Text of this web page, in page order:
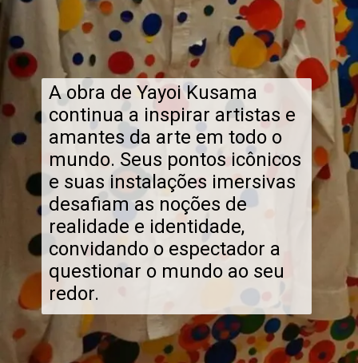
A obra de Yayoi Kusama
continua a inspirar artistas e
amantes da arte em todo o
mundo. Seus pontos icônicos
e suas instalações imersivas
desafiam as noções de
realidade e identidade,
convidando o espectador a
questionar o mundo ao seu
redor.